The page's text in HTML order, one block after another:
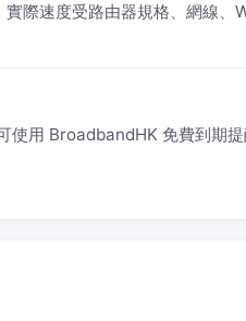
際速度受路由器規格、網線
使用 BroadbandHK 免費到期